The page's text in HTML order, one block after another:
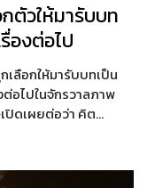
ตัวให้มารับบท
องต่อไป
เลือกให้มารับบทเป็น
อไปในจักรวาลภาพ
ปิดเผยต่อว่า คิต…